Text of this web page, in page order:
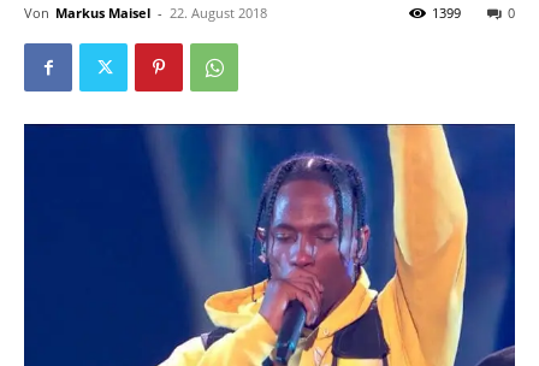
Von Markus Maisel - 22. August 2018 0
1399